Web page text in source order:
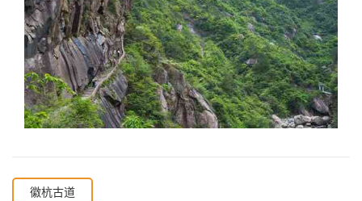
徽杭古道